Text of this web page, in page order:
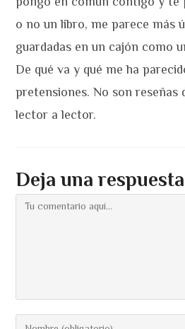
o no un libro, me parece más
guardadas en un cajón como
De qué va y qué me ha
pretensiones. No son reseñas
lector a lector.
Deja una respuesta
Comentario
Introduce